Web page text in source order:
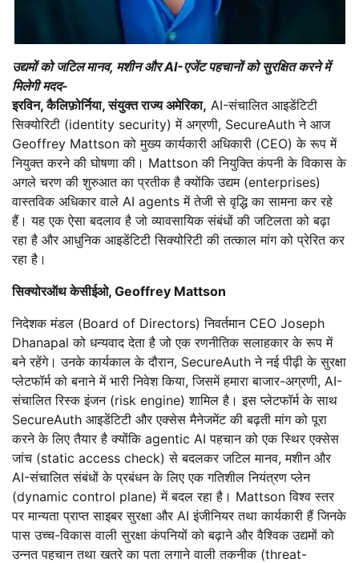
उद्यमों को जटिल मानव, मशीन और AI-एजेंट पहचानों को सुरक्षित करने में
मिलेगी मदद-
इरविन, कैलिफ़ोर्निया, संयुक्त राज्य अमेरिका, AI-संचालित आइडेंटिटी
सिक्योरिटी (identity security) में अग्रणी, SecureAuth ने आज
Geoffrey Mattson को मुख्य कार्यकारी अधिकारी (CEO) के रूप में
नियुक्त करने की घोषणा की। Mattson की नियुक्ति कंपनी के विकास के
अगले चरण की शुरुआत का प्रतीक है क्योंकि उद्यम (enterprises)
वास्तविक अधिकार वाले AI agents में तेजी से वृद्धि का सामना कर रहे
हैं। यह एक ऐसा बदलाव है जो व्यावसायिक संबंधों की जटिलता को बढ़ा
रहा है और आधुनिक आइडेंटिटी सिक्योरिटी की तत्काल मांग को प्रेरित कर
रहा है।
सिक्योरऑथ केसीईओ, Geoffrey Mattson
निदेशक मंडल (Board of Directors) निवर्तमान CEO Joseph
Dhanapal को धन्यवाद देता है जो एक रणनीतिक सलाहकार के रूप में
बने रहेंगे। उनके कार्यकाल के दौरान, SecureAuth ने नई पीढ़ी के सुरक्षा
प्लेटफॉर्म को बनाने में भारी निवेश किया, जिसमें हमारा बाजार-अग्रणी, AI-
संचालित रिस्क इंजन (risk engine) शामिल है। इस प्लेटफॉर्म के साथ
SecureAuth आइडेंटिटी और एक्सेस मैनेजमेंट की बढ़ती मांग को पूरा
करने के लिए तैयार है क्योंकि agentic AI पहचान को एक स्थिर एक्सेस
जांच (static access check) से बदलकर जटिल मानव, मशीन और
AI-संचालित संबंधों के प्रबंधन के लिए एक गतिशील नियंत्रण प्लेन
(dynamic control plane) में बदल रहा है। Mattson विश्व स्तर
पर मान्यता प्राप्त साइबर सुरक्षा और AI इंजीनियर तथा कार्यकारी हैं जिनके
पास उच्च-विकास वाली सुरक्षा कंपनियों को बढ़ाने और वैश्विक उद्यमों को
उन्नत पहचान तथा खतरे का पता लगाने वाली तकनीक (threat-